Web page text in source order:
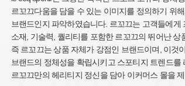
르꼬끄다움을 담을 수 있는 이미지를 정의하기 위
브랜드인지 파악하였습니다. 르꼬끄는 고객들에게
소재, 기술력, 퀄리티를 포함한 르꼬끄의 뛰어난상
즉 르꼬끄는상품 자체가 강점인 브랜드이며, 이것
브랜드의 정체성을 확립시키고 스포티지 트렌드를
르꼬끄만의 헤리티지 정신을 담아 이커머스 몰을